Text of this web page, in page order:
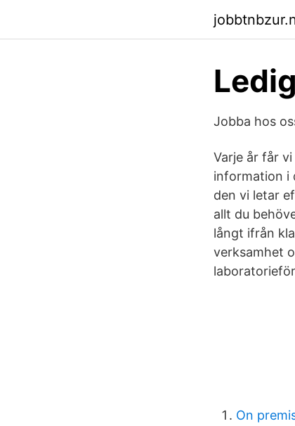
Jobba hos
Varje år får
information i
den vi letar
allt du
långt ifrån
verksamhet
On